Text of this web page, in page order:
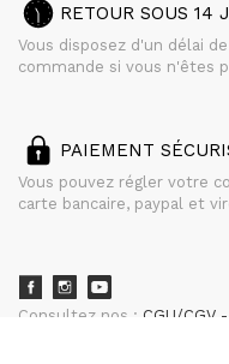
RETOUR SOUS 14
Vous disposez d'un délai
commande si vous n'êtes
PAIEMENT
Vous pouvez régler votre
carte bancaire, paypal et
Consultez nos : CGU/CGV